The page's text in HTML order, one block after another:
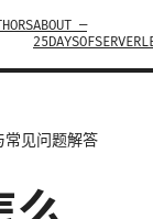
ABOUT —
常见问题解答